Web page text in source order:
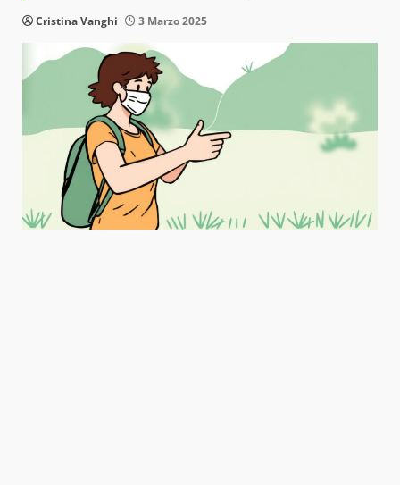
Cristina Vanghi 3 Marzo 2025